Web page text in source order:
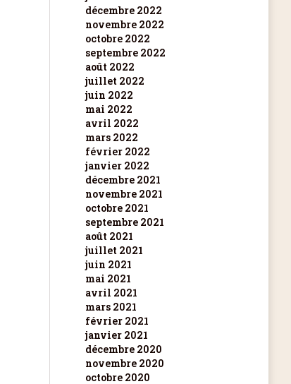
décembre 2022
novembre 2022
octobre 2022
septembre 2022
août 2022
juillet 2022
juin 2022
mai 2022
avril 2022
mars 2022
février 2022
janvier 2022
décembre 2021
novembre 2021
octobre 2021
septembre 2021
août 2021
juillet 2021
juin 2021
mai 2021
avril 2021
mars 2021
février 2021
janvier 2021
décembre 2020
novembre 2020
octobre 2020